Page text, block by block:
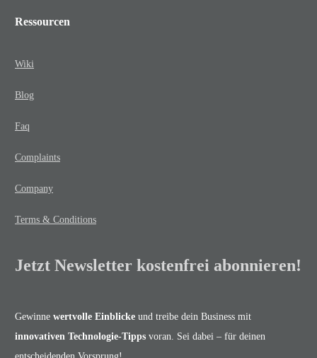
Ressourcen
Wiki
Blog
Faq
Complaints
Company
Terms & Conditions
Jetzt Newsletter kostenfrei abonnieren!
Gewinne wertvolle Einblicke und treibe dein Business mit
innovativen Technologie-Tipps voran. Sei dabei – für deinen